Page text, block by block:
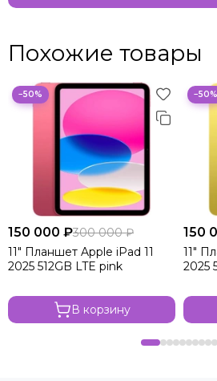
Похожие товары
−50%
150 000 ₽300 000 ₽
11" Планшет Apple iPad 11
2025 512GB LTE pink
В корзину
−50%
150
11"
2025